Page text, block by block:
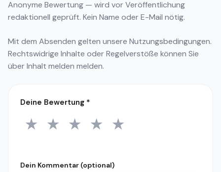
Anonyme Bewertung — wird vor Veröffentlichung
redaktionell geprüft. Kein Name oder E-Mail nötig.
Mit dem Absenden gelten unsere Nutzungsbedingungen.
Rechtswidrige Inhalte oder Regelverstöße können Sie
überInhalt melden melden.
Deine Bewertung *
1 Stern
★ 2 Sterne
★ 3 Sterne
★ 4 Sterne
★ 5 Sterne
★
Dein Kommentar (optional)